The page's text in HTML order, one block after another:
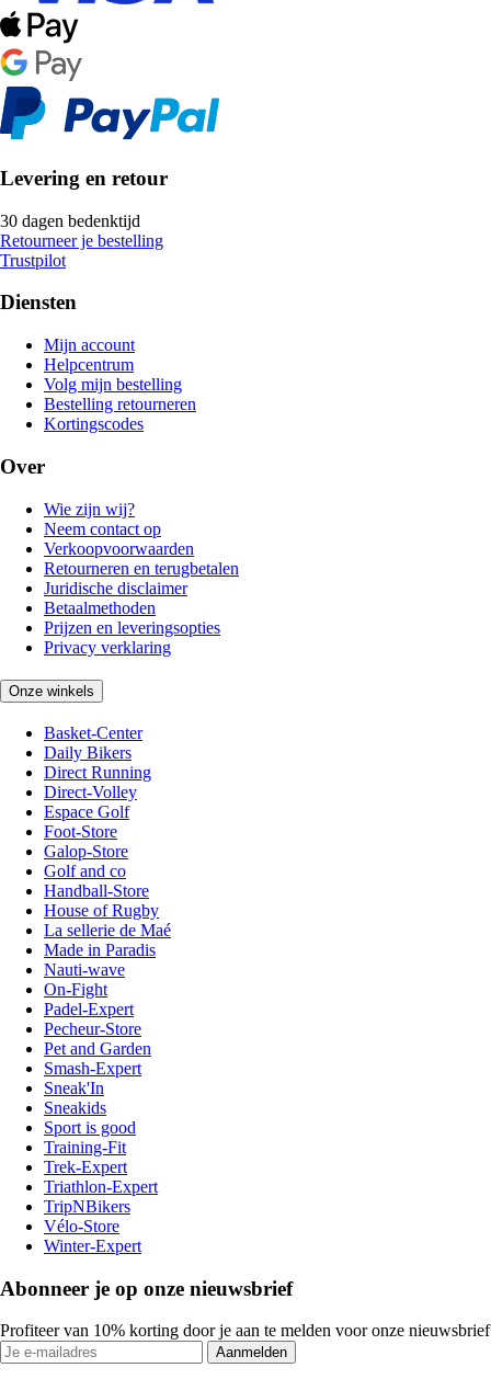
Levering en retour
30 dagen bedenktijd
Retourneer je bestelling
Trustpilot
Diensten
Mijn account
Helpcentrum
Volg mijn bestelling
Bestelling retourneren
Kortingscodes
Over
Wie zijn wij?
Neem contact op
Verkoopvoorwaarden
Retourneren en terugbetalen
Juridische disclaimer
Betaalmethoden
Prijzen en leveringsopties
Privacy verklaring
Onze winkels
Basket-Center
Daily Bikers
Direct Running
Direct-Volley
Espace Golf
Foot-Store
Galop-Store
Golf and co
Handball-Store
House of Rugby
La sellerie de Maé
Made in Paradis
Nauti-wave
On-Fight
Padel-Expert
Pecheur-Store
Pet and Garden
Smash-Expert
Sneak'In
Sneakids
Sport is good
Training-Fit
Trek-Expert
Triathlon-Expert
TripNBikers
Vélo-Store
Winter-Expert
Abonneer je op onze nieuwsbrief
Profiteer van 10% korting door je aan te melden voor onze nieuwsbrief
Aanmelden